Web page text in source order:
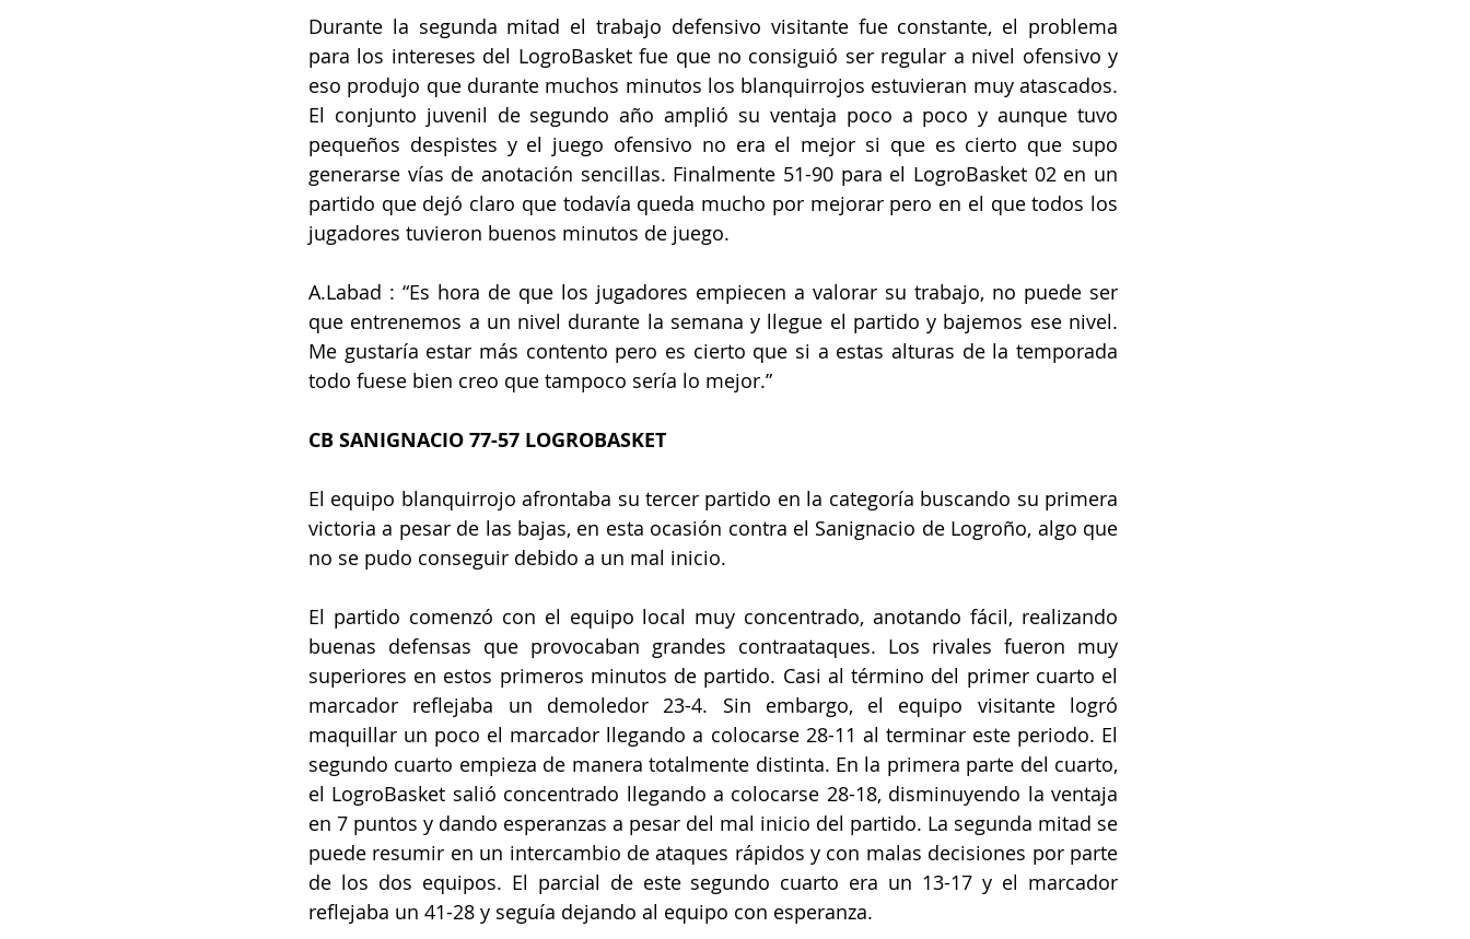
Durante la segunda mitad el trabajo defensivo visitante fue constante, el problema
para los intereses del LogroBasket fue que no consiguió ser regular a nivel ofensivo y
eso produjo que durante muchos minutos los blanquirrojos estuvieran muy atascados.
El conjunto juvenil de segundo año amplió su ventaja poco a poco y aunque tuvo
pequeños despistes y el juego ofensivo no era el mejor si que es cierto que supo
generarse vías de anotación sencillas. Finalmente 51-90 para el LogroBasket 02 en un
partido que dejó claro que todavía queda mucho por mejorar pero en el que todos los
jugadores tuvieron buenos minutos de juego.
A.Labad : “Es hora de que los jugadores empiecen a valorar su trabajo, no puede ser
que entrenemos a un nivel durante la semana y llegue el partido y bajemos ese nivel.
Me gustaría estar más contento pero es cierto que si a estas alturas de la temporada
todo fuese bien creo que tampoco sería lo mejor.”
CB SANIGNACIO 77-57 LOGROBASKET
El equipo blanquirrojo afrontaba su tercer partido en la categoría buscando su primera
victoria a pesar de las bajas, en esta ocasión contra el Sanignacio de Logroño, algo que
no se pudo conseguir debido a un mal inicio.
El partido comenzó con el equipo local muy concentrado, anotando fácil, realizando
buenas defensas que provocaban grandes contraataques. Los rivales fueron muy
superiores en estos primeros minutos de partido. Casi al término del primer cuarto el
marcador reflejaba un demoledor 23-4. Sin embargo, el equipo visitante logró
maquillar un poco el marcador llegando a colocarse 28-11 al terminar este periodo. El
segundo cuarto empieza de manera totalmente distinta. En la primera parte del cuarto,
el LogroBasket salió concentrado llegando a colocarse 28-18, disminuyendo la ventaja
en 7 puntos y dando esperanzas a pesar del mal inicio del partido. La segunda mitad se
puede resumir en un intercambio de ataques rápidos y con malas decisiones por parte
de los dos equipos. El parcial de este segundo cuarto era un 13-17 y el marcador
reflejaba un 41-28 y seguía dejando al equipo con esperanza.